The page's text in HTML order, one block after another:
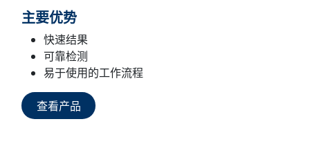
主要优势
快速结果
可靠检测
易于使用的工作流程
查看产品